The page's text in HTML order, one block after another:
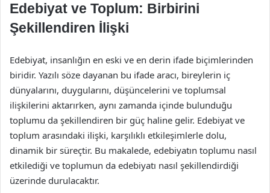
Edebiyat ve Toplum: Birbirini
Şekillendiren İlişki
Edebiyat, insanlığın en eski ve en derin ifade biçimlerinden
biridir. Yazılı söze dayanan bu ifade aracı, bireylerin iç
dünyalarını, duygularını, düşüncelerini ve toplumsal
ilişkilerini aktarırken, aynı zamanda içinde bulunduğu
toplumu da şekillendiren bir güç haline gelir. Edebiyat ve
toplum arasındaki ilişki, karşılıklı etkileşimlerle dolu,
dinamik bir süreçtir. Bu makalede, edebiyatın toplumu nasıl
etkilediği ve toplumun da edebiyatı nasıl şekillendirdiği
üzerinde durulacaktır.